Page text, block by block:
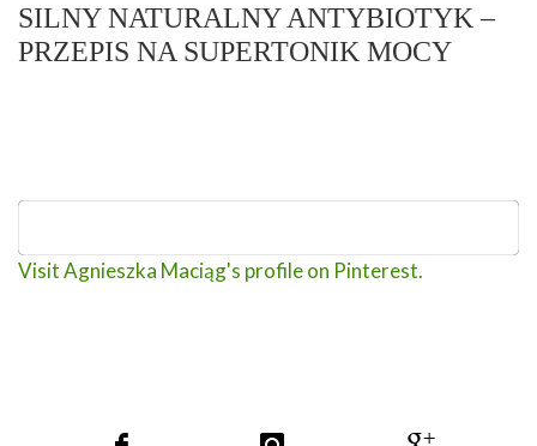
SILNY NATURALNY ANTYBIOTYK –
PRZEPIS NA SUPERTONIK MOCY
Visit Agnieszka Maciąg's profile on Pinterest.